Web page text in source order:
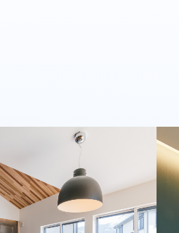
2024年12月
2024年11月